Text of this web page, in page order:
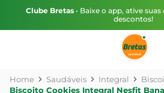
Clube Bretas • Baixe o app, ative
descontos!
Saudáveis Integral
Biscoito Cookies Integral Nesfit